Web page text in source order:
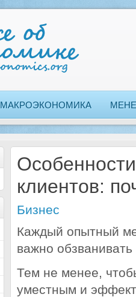
МАКРОЭКОНОМИКА
клиентов:
Бизнес
Каждый опытный
важно
Тем не менее,
уместным и